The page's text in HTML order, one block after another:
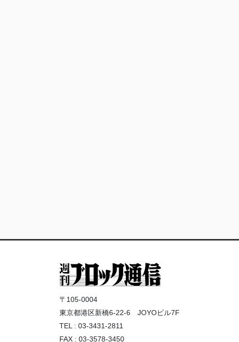
〒105-0004
東京都港区新橋6-22-6 JOYOビル7F
TEL : 03-3431-2811
FAX : 03-3578-3450